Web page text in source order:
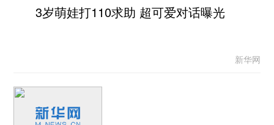
3岁萌娃打110求助 超可爱对话曝光
新华网